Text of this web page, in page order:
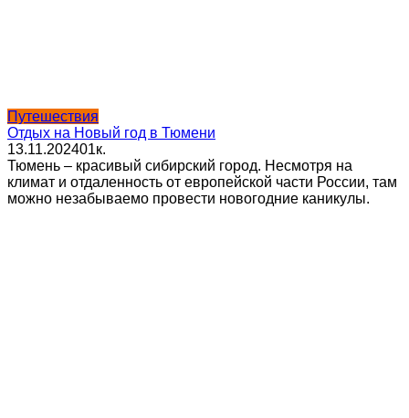
Путешествия
Отдых на Новый год в Тюмени
13.11.202401к.
Тюмень – красивый сибирский город. Несмотря на
климат и отдаленность от европейской части России, там
можно незабываемо провести новогодние каникулы.